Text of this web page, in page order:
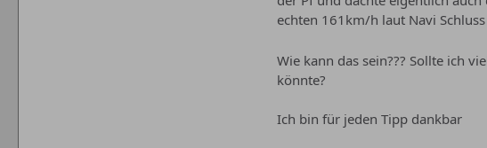
echten 161km/h laut Navi Schluss
Wie kann das sein??? Sollte ich
könnte?
Ich bin für jeden Tipp dankbar